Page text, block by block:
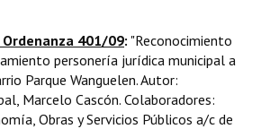
401/09: "Reconocimiento
personería jurídica municipal a
Parque Wanguelen. Autor:
Marcelo Cascón. Colaboradores:
Obras y Servicios Públicos a/c de